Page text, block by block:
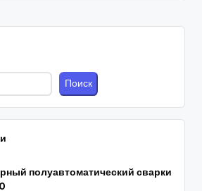
Поиск
полуавтоматический сварки